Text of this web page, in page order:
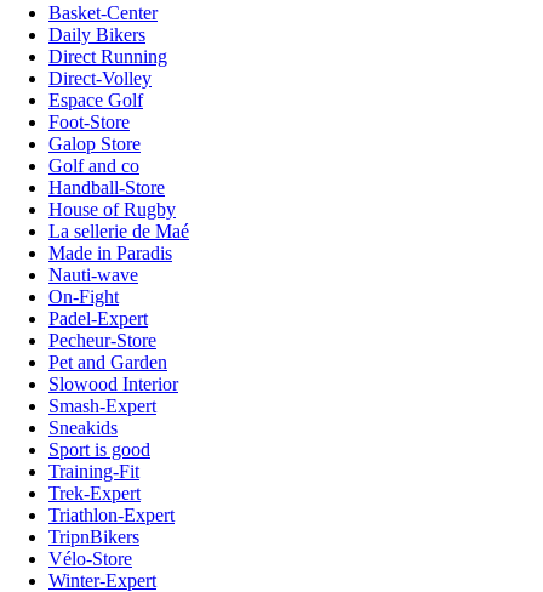
Basket-Center
Daily Bikers
Direct Running
Direct-Volley
Espace Golf
Foot-Store
Galop Store
Golf and co
Handball-Store
House of Rugby
La sellerie de Maé
Made in Paradis
Nauti-wave
On-Fight
Padel-Expert
Pecheur-Store
Pet and Garden
Slowood Interior
Smash-Expert
Sneakids
Sport is good
Training-Fit
Trek-Expert
Triathlon-Expert
TripnBikers
Vélo-Store
Winter-Expert